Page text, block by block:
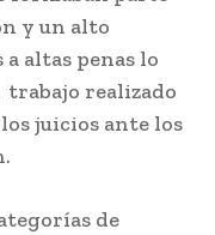
y un alto
altas penas lo
trabajo realizado
juicios ante los
de